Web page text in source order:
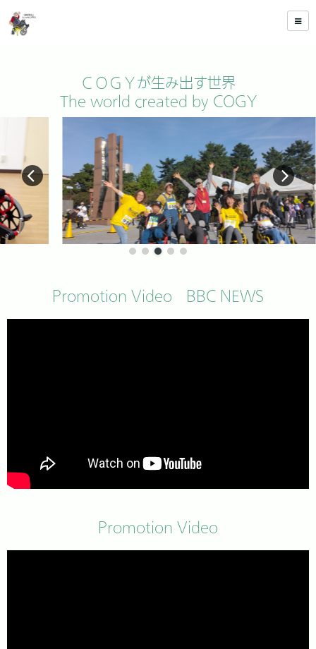
ＣＯＧＹが生み出す世界
The world created by COGY
Promotion Video BBC NEWS
Promotion Video